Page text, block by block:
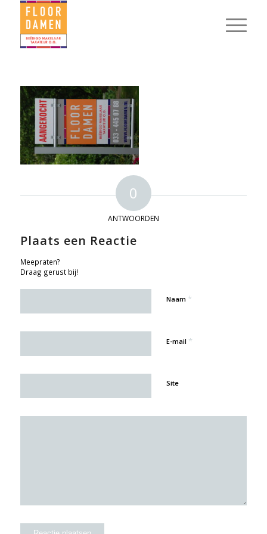
0
ANTWOORDEN
Plaats een Reactie
Meepraten?
Draag gerust bij!
Naam *
E-mail *
Site